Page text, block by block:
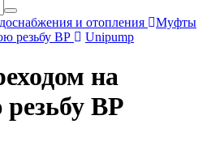
и отопления
Муфты
резьбу ВР
Unipump
на
ВР